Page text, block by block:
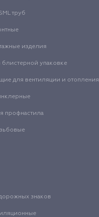
труб
изделия
блистерной упаковке
для вентиляции и отопления
профнастила
знаков